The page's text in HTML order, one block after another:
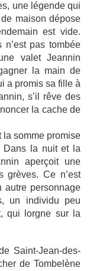
une légende qui
maison dépose
est vide.
n’est pas tombée
valet Jeannin
la main de
a promis sa fille à
s’il rêve des
la cache de
la somme promise
Dans la nuit et la
aperçoit une
grèves. Ce n’est
autre personnage
un individu peu
qui lorgne sur la
Saint-Jean-des-
de Tombelène